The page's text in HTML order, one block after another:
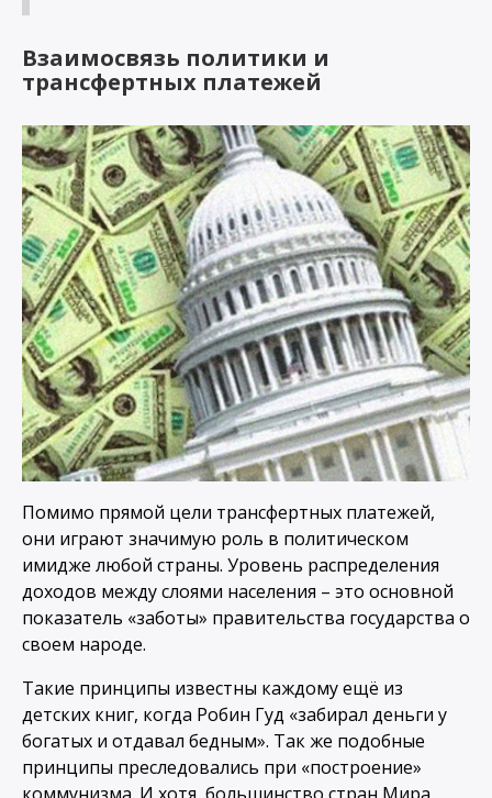
Взаимосвязь политики и
трансфертных платежей
Помимо прямой цели трансфертных платежей,
они играют значимую роль в политическом
имидже любой страны. Уровень распределения
доходов между слоями населения – это основной
показатель «заботы» правительства государства о
своем народе.
Такие принципы известны каждому ещё из
детских книг, когда Робин Гуд «забирал деньги у
богатых и отдавал бедным». Так же подобные
принципы преследовались при «построение»